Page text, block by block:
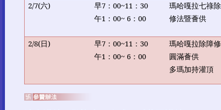
2/7(六) 早7 ：00~11 ： 30
午1 ：00~ 6 ：00
瑪哈嘎拉七祿
修法暨薈供
2/8(日) 早7 ：00~11 ： 30
午1 ：00~ 6 ：00
瑪哈嘎拉除障
圓滿薈供
多瑪加持灌頂